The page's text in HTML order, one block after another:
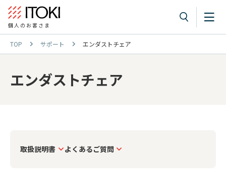
個人のお客さま
TOP サポート エンダストチェア
エンダストチェア
取扱説明書 よくあるご質問